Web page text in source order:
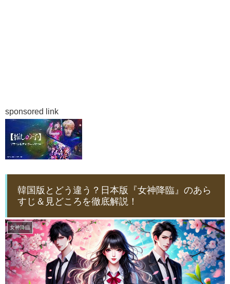
sponsored link
韓国版とどう違う？日本版『女神降臨』のあら
すじ＆見どころを徹底解説！
女神降臨